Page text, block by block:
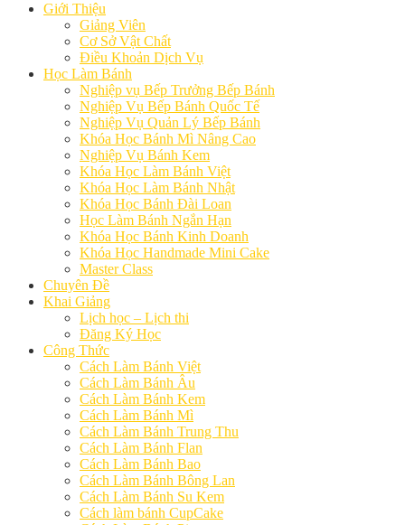
Giới Thiệu
Giảng Viên
Cơ Sở Vật Chất
Điều Khoản Dịch Vụ
Học Làm Bánh
Nghiệp vụ Bếp Trưởng Bếp Bánh
Nghiệp Vụ Bếp Bánh Quốc Tế
Nghiệp Vụ Quản Lý Bếp Bánh
Khóa Học Bánh Mì Nâng Cao
Nghiệp Vụ Bánh Kem
Khóa Học Làm Bánh Việt
Khóa Học Làm Bánh Nhật
Khóa Học Bánh Đài Loan
Học Làm Bánh Ngắn Hạn
Khóa Học Bánh Kinh Doanh
Khóa Học Handmade Mini Cake
Master Class
Chuyên Đề
Khai Giảng
Lịch học – Lịch thi
Đăng Ký Học
Công Thức
Cách Làm Bánh Việt
Cách Làm Bánh Âu
Cách Làm Bánh Kem
Cách Làm Bánh Mì
Cách Làm Bánh Trung Thu
Cách Làm Bánh Flan
Cách Làm Bánh Bao
Cách Làm Bánh Bông Lan
Cách Làm Bánh Su Kem
Cách làm bánh CupCake